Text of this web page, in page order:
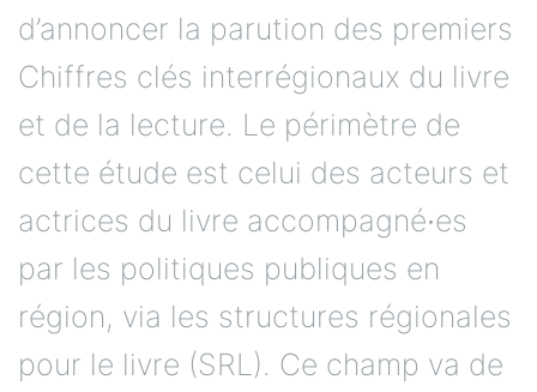
d’annoncer la parution des premiers
Chiffres clés interrégionaux du livre
et de la lecture. Le périmètre de
cette étude est celui des acteurs et
actrices du livre accompagné∙es
par les politiques publiques en
région, via les structures régionales
pour le livre (SRL). Ce champ va de